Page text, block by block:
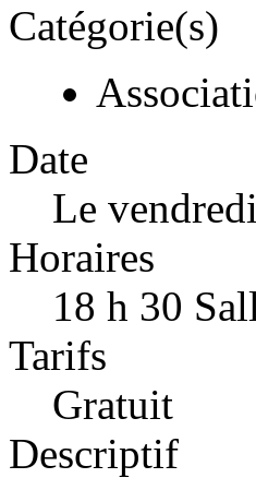
Catégorie(s)
Date
Le
Horaires
18 h 30
Tarifs
Gratuit
Descriptif